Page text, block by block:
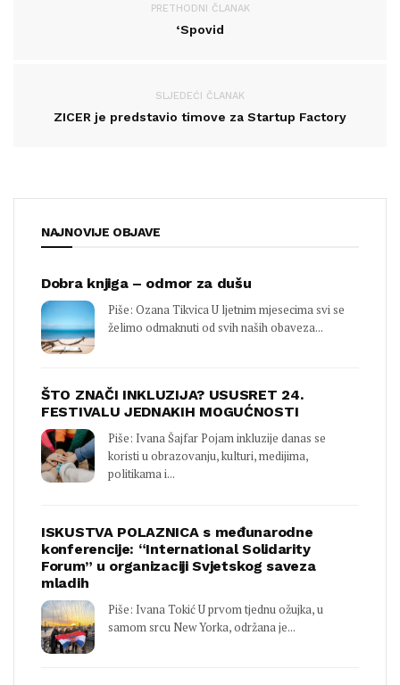
PRETHODNI ČLANAK
‘Spovid
SLJEDEĆI ČLANAK
ZICER je predstavio timove za Startup Factory
NAJNOVIJE OBJAVE
Dobra knjiga – odmor za dušu
Piše: Ozana Tikvica U ljetnim mjesecima svi se
želimo odmaknuti od svih naših obaveza...
ŠTO ZNAČI INKLUZIJA? USUSRET 24.
FESTIVALU JEDNAKIH MOGUĆNOSTI
Piše: Ivana Šajfar Pojam inkluzije danas se
koristi u obrazovanju, kulturi, medijima,
politikama i...
ISKUSTVA POLAZNICA s međunarodne
konferencije: “International Solidarity
Forum” u organizaciji Svjetskog saveza
mladih
Piše: Ivana Tokić U prvom tjednu ožujka, u
samom srcu New Yorka, održana je...